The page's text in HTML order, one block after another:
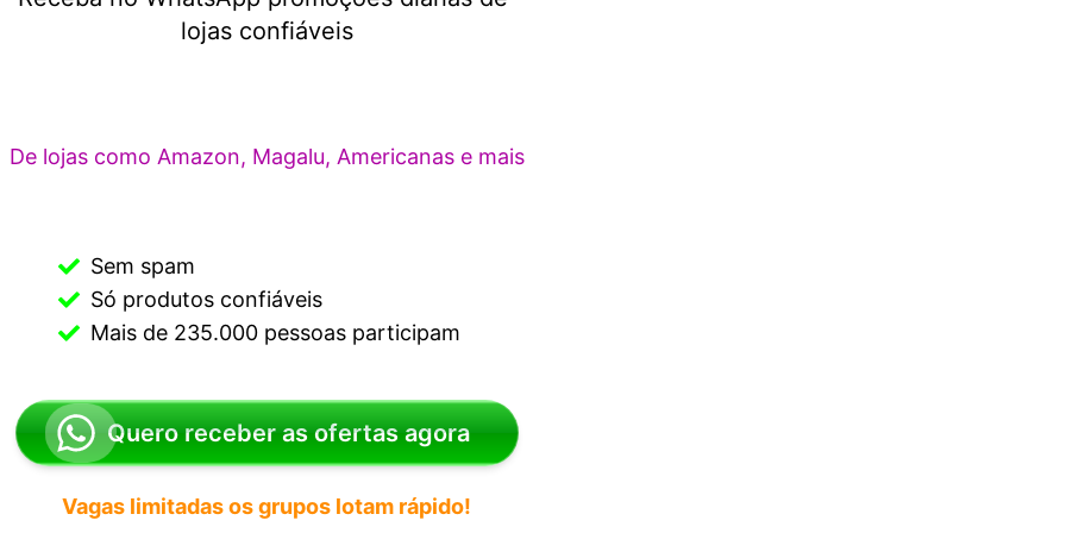
lojas confiáveis
De lojas como Amazon, Magalu, Americanas e mais
Só produtos confiáveis
Mais de 235.000 pessoas participam
Quero receber as ofertas agora
Vagas limitadas os grupos lotam rápido!